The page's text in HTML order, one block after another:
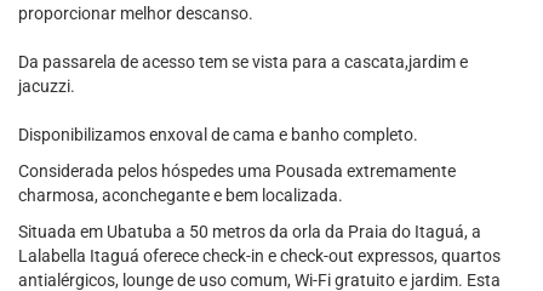
proporcionar melhor descanso.
Da passarela de acesso tem se vista para a cascata,jardim e
jacuzzi.
Disponibilizamos enxoval de cama e banho completo.
Considerada pelos hóspedes uma Pousada extremamente
charmosa, aconchegante e bem localizada.
Situada em Ubatuba a 50 metros da orla da Praia do Itaguá, a
Lalabella Itaguá oferece check-in e check-out expressos, quartos
antialérgicos, lounge de uso comum, Wi-Fi gratuito e jardim. Esta